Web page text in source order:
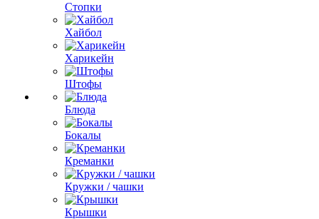
Стопки
Хайбол
Харикейн
Штофы
Блюда
Бокалы
Креманки
Кружки / чашки
Крышки